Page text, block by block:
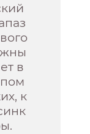
в
к